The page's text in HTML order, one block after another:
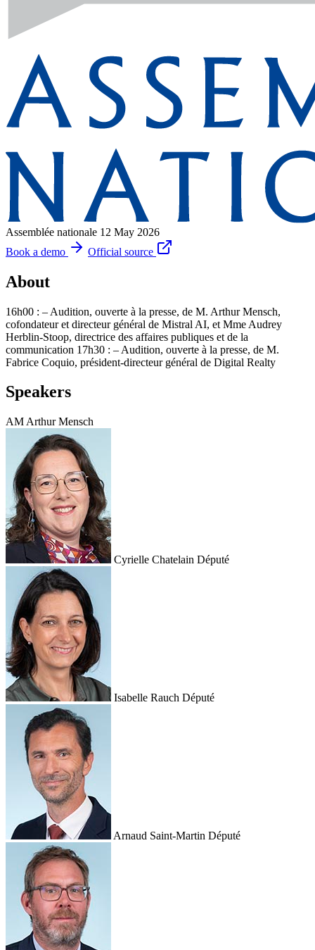
Assemblée nationale 12 May 2026
Book a demo
Official source
About
16h00 : – Audition, ouverte à la presse, de M. Arthur Mensch,
cofondateur et directeur général de Mistral AI, et Mme Audrey
Herblin-Stoop, directrice des affaires publiques et de la
communication 17h30 : – Audition, ouverte à la presse, de M.
Fabrice Coquio, président-directeur général de Digital Realty
Speakers
AM Arthur Mensch
Cyrielle Chatelain Député
Isabelle Rauch Député
Arnaud Saint-Martin Député